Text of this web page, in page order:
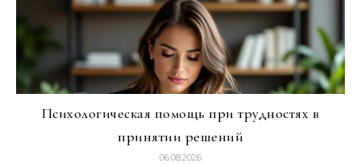
Психологическая помощь при трудностях в
принятии решений
06.08.2026